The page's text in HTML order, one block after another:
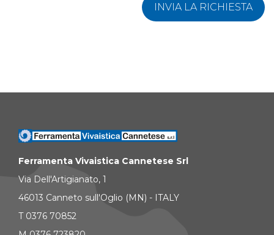
INVIA LA RICHIESTA
Ferramenta Vivaistica Cannetese Srl
Via Dell'Artigianato, 1
46013 Canneto sull'Oglio (MN) - ITALY
T 0376 70852